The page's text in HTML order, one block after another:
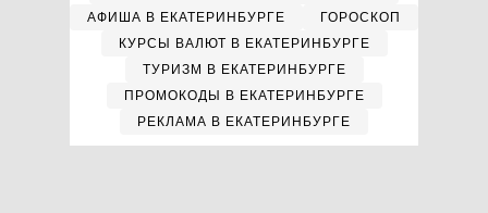
АФИША В ЕКАТЕРИНБУРГЕ
ГОРОСКОП
КУРСЫ ВАЛЮТ В ЕКАТЕРИНБУРГЕ
ТУРИЗМ В ЕКАТЕРИНБУРГЕ
ПРОМОКОДЫ В ЕКАТЕРИНБУРГЕ
РЕКЛАМА В ЕКАТЕРИНБУРГЕ